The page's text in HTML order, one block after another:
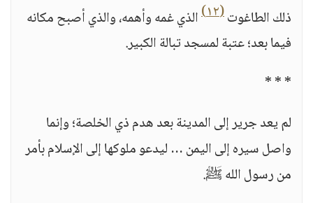
ذلك الطاغوت(١٢)
الذي غمه وأهمه، والذي أصبح مكانه
فيما بعد؛ عتبة لمسجد تبالة الكبير.
* * *
لم يعد جرير إلى المدينة بعد هدم ذي الخلصة؛ وإنما
واصل سيره إلى اليمن … ليدعو ملوكها إلى الإسلام بأمر
من رسول الله ﷺ.